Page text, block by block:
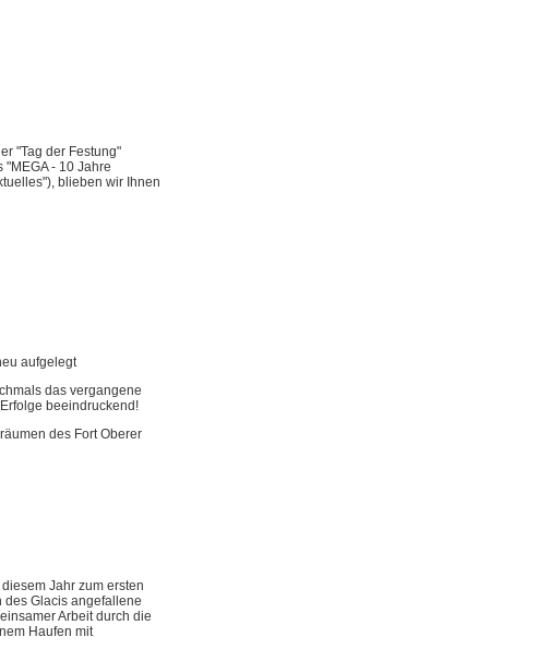
"Tag der Festung"
- 10 Jahre
blieben wir Ihnen
aufgelegt
das vergangene
beeindruckend!
des Fort Oberer
Jahr zum ersten
des Glacis angefallene
Arbeit durch die
Haufen mit